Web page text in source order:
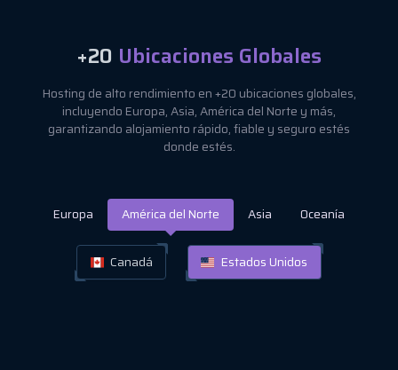
+20 Ubicaciones Globales
Hosting de alto rendimiento en +20 ubicaciones globales,
incluyendo Europa, Asia, América del Norte y más,
garantizando alojamiento rápido, fiable y seguro estés
donde estés.
Europa América del Norte Asia Oceanía
Canadá Estados Unidos